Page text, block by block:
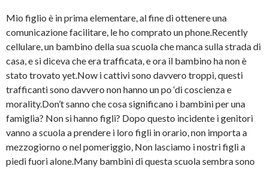
Mio figlio è in prima elementare, al fine di ottenere una
comunicazione facilitare, le ho comprato un phone.Recently
cellulare, un bambino della sua scuola che manca sulla strada di
casa, e si diceva che era trafficata, e ora il bambino ha non è
stato trovato yet.Now i cattivi sono davvero troppi, questi
trafficanti sono davvero non hanno un po ‘di coscienza e
morality.Don’t sanno che cosa significano i bambini per una
famiglia? Non si hanno figli? Dopo questo incidente i genitori
vanno a scuola a prendere i loro figli in orario, non importa a
mezzogiorno o nel pomeriggio, Non lasciamo i nostri figli a
piedi fuori alone.Many bambini di questa scuola sembra sono